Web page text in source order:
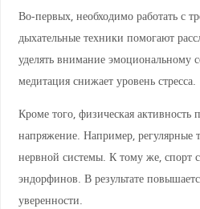
Во-первых, необходимо работать с
дыхательные техники помогают
уделять внимание эмоциональному
медитация снижает уровень стресса.
Кроме того, физическая активность
напряжение. Например, регулярные
нервной системы. К тому же, спорт
эндорфинов. В результате
уверенности.